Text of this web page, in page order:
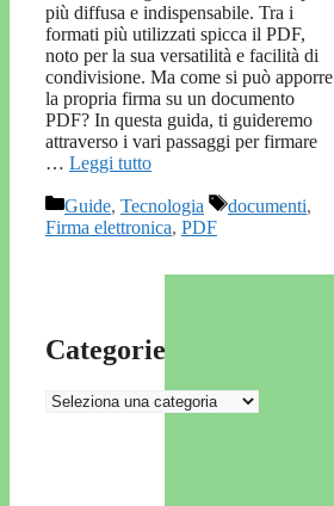
più diffusa e indispensabile. Tra i
formati più utilizzati spicca il PDF,
noto per la sua versatilità e facilità di
condivisione. Ma come si può apporre
la propria firma su un documento
PDF? In questa guida, ti guideremo
attraverso i vari passaggi per firmare
… Leggi tutto
Categorie
Guide, Tecnologia Tag
documenti,
Firma elettronica, PDF
Categorie
Categorie